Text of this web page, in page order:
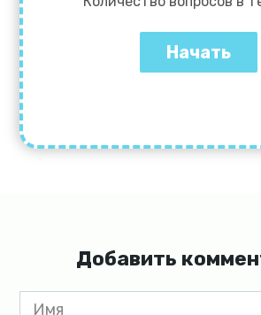
Добавить
Имя